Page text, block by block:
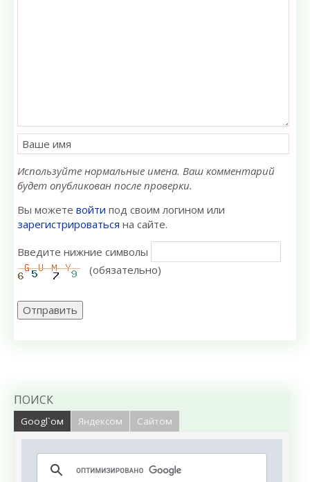
Используйте нормальные имена. Ваш комментарий
будет опубликован после проверки.
Вы можете войти под своим логином или
зарегистрироваться на сайте.
Введите нижние символы
(обязательно)
Отправить
ПОИСК
Googl`ом Яндексом Сайтом